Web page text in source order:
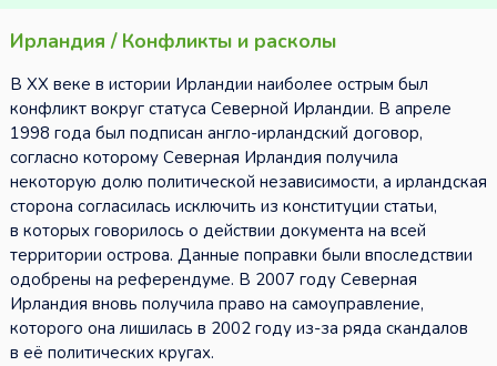
Ирландия / Конфликты и расколы
В XX веке в истории Ирландии наиболее острым был
конфликт вокруг статуса Северной Ирландии. В апреле
1998 года был подписан англо-ирландский договор,
согласно которому Северная Ирландия получила
некоторую долю политической независимости, а ирландская
сторона согласилась исключить из конституции статьи,
в которых говорилось о действии документа на всей
территории острова. Данные поправки были впоследствии
одобрены на референдуме. В 2007 году Северная
Ирландия вновь получила право на самоуправление,
которого она лишилась в 2002 году из-за ряда скандалов
в её политических кругах.